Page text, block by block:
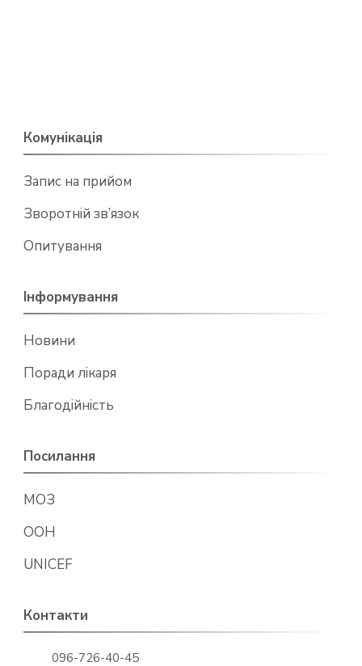
Комунікація
Запис на прийом
Зворотній зв’язок
Опитування
Інформування
Новини
Поради лікаря
Благодійність
Посилання
МОЗ
ООН
UNICEF
Контакти
096-726-40-45